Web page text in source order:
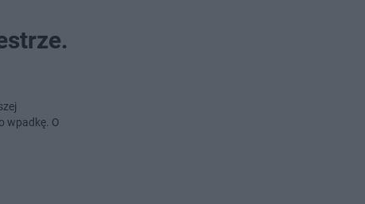
wpadkę. O